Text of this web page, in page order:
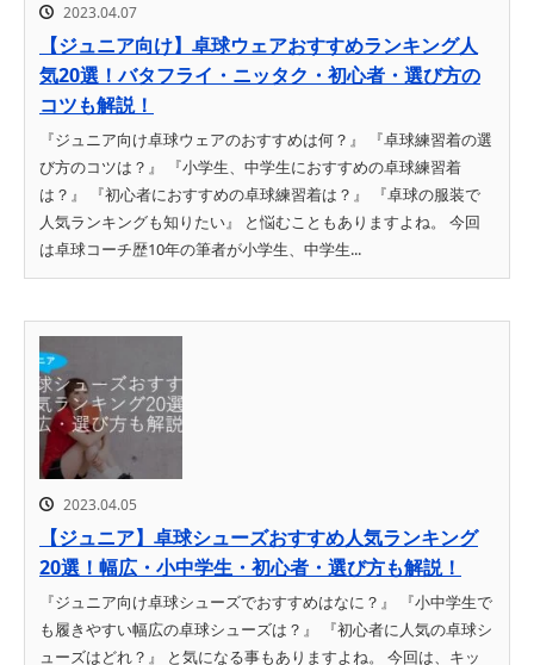
2023.04.07
【ジュニア向け】卓球ウェアおすすめランキング人
気20選！バタフライ・ニッタク・初心者・選び方の
コツも解説！
『ジュニア向け卓球ウェアのおすすめは何？』 『卓球練習着の選
び方のコツは？』 『小学生、中学生におすすめの卓球練習着
は？』 『初心者におすすめの卓球練習着は？』 『卓球の服装で
人気ランキングも知りたい』 と悩むこともありますよね。 今回
は卓球コーチ歴10年の筆者が小学生、中学生...
2023.04.05
【ジュニア】卓球シューズおすすめ人気ランキング
20選！幅広・小中学生・初心者・選び方も解説！
『ジュニア向け卓球シューズでおすすめはなに？』 『小中学生で
も履きやすい幅広の卓球シューズは？』 『初心者に人気の卓球シ
ューズはどれ？』 と気になる事もありますよね。 今回は、キッ